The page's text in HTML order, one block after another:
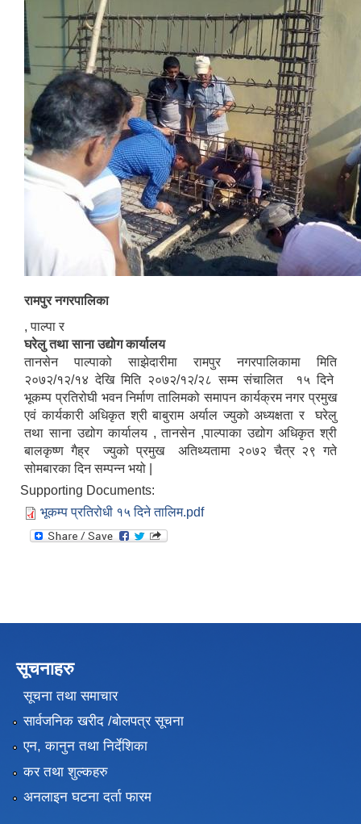
रामपुर नगरपालिका
, पाल्पा र
घरेलु तथा साना उद्योग कार्यालय
तानसेन पाल्पाको साझेदारीमा रामपुर नगरपालिकामा मिति
२०७२/१२/१४ देखि मिति २०७२/१२/२८ सम्म संचालित १५ दिने
भूकम्प प्रतिरोघी भवन निर्माण तालिमको समापन कार्यक्रम नगर प्रमुख
एवं कार्यकारी अधिकृत श्री बाबुराम अर्याल ज्युको अध्यक्षता र घरेलु
तथा साना उद्योग कार्यालय , तानसेन ,पाल्पाका उद्योग अधिकृत श्री
बालकृष्ण गैह्र ज्युको प्रमुख अतिथ्यतामा २०७२ चैत्र २९ गते
सोमबारका दिन सम्पन्न भयो |
Supporting Documents:
भूकम्प प्रतिरोधी १५ दिने तालिम.pdf
सूचनाहरु
सूचना तथा समाचार
सार्वजनिक खरीद /बोलपत्र सूचना
एन, कानुन तथा निर्देशिका
कर तथा शुल्कहरु
अनलाइन घटना दर्ता फारम